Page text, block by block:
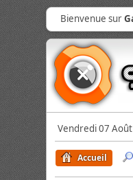
Bienvenue sur
Vendredi 07
Accueil